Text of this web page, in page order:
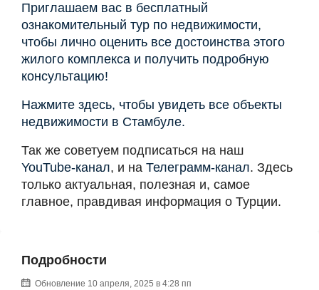
Приглашаем вас в бесплатный
ознакомительный тур по недвижимости,
чтобы лично оценить все достоинства этого
жилого комплекса и получить подробную
консультацию!
Нажмите здесь, чтобы увидеть все объекты
недвижимости в Стамбуле.
Так же советуем подписаться на наш
YouTube-канал, и на Телеграмм-канал. Здесь
только актуальная, полезная и, самое
главное, правдивая информация о Турции.
Подробности
Обновление 10 апреля, 2025 в 4:28 пп